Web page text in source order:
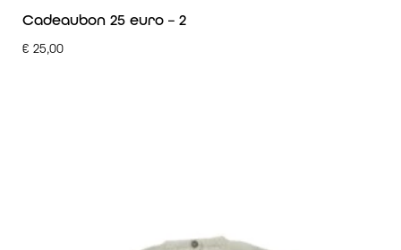
Cadeaubon 25 euro – 2
€ 25,00